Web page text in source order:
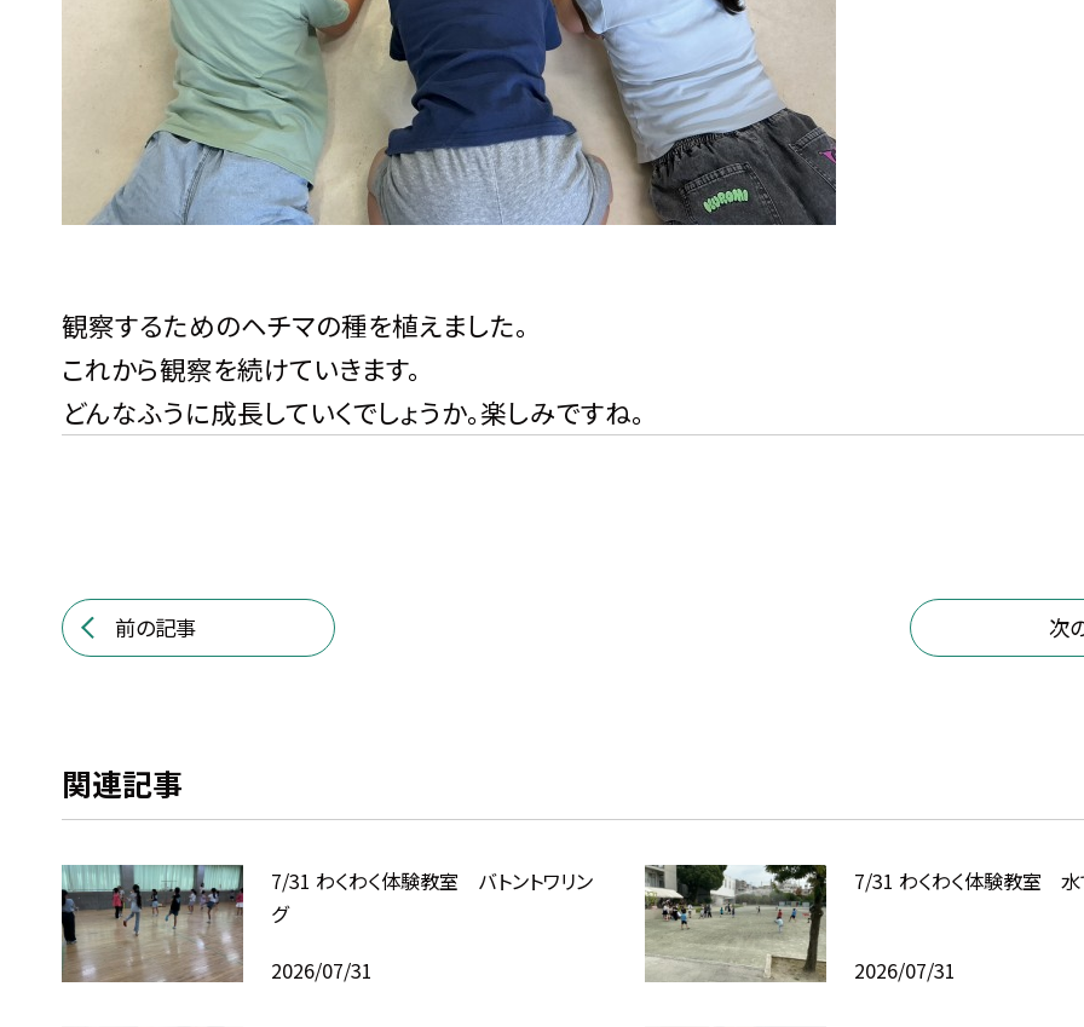
観察するためのヘチマの種を植えました。
これから観察を続けていきます。
どんなふうに成長していくでしょうか。楽しみですね。
前の記事 次
関連記事
7/31 わくわく体験教室 バトントワリン
グ
2026/07/31
7/31 わくわく体験教室
2026/07/31